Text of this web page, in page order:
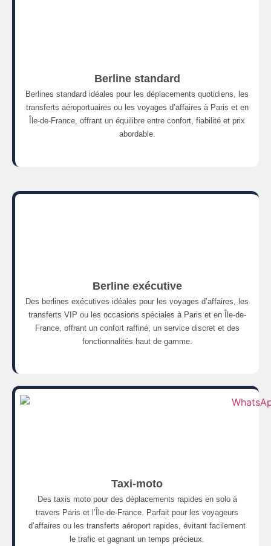
Berline standard
Berlines standard idéales pour les déplacements quotidiens, les
transferts aéroportuaires ou les voyages d’affaires à Paris et en
Île-de-France, offrant un équilibre entre confort, fiabilité et prix
abordable.
Berline exécutive
Des berlines exécutives idéales pour les voyages d’affaires, les
transferts VIP ou les occasions spéciales à Paris et en Île-de-
France, offrant un confort raffiné, un service discret et des
fonctionnalités haut de gamme.
Taxi-moto
Des taxis moto pour des déplacements rapides en solo à
travers Paris et l’Île-de-France. Parfait pour les voyageurs
d’affaires ou les transferts aéroport rapides, évitant facilement
le trafic et gagnant un temps précieux.